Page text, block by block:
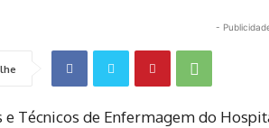
-
e Técnicos de Enfermagem do